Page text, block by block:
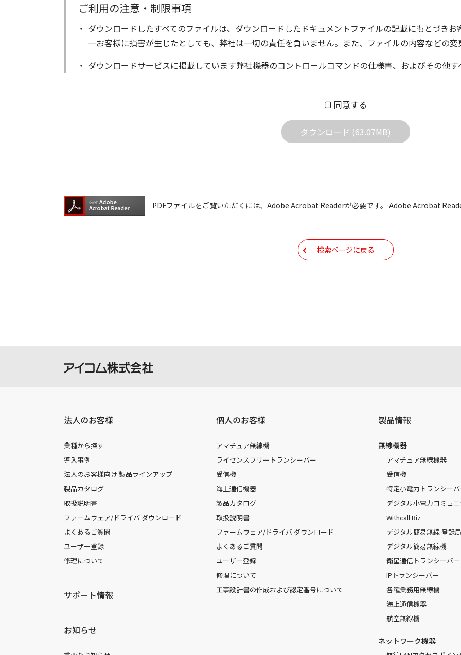
ご利用の注意・制限事項
ダウンロードしたすべてのファイルは、ダウンロードしたドキュメントファイルの記載にもとづき
一お客様に損害が生じたとしても、弊社は一切の責任を負いません。また、ファイルの内容などの変
ダウンロードサービスに掲載しています弊社機器のコントロールコマンドの仕様書、およびその他
ファイルの内容は、製品の仕様変更などで予告なく改良及び変更される場合があります。
ウェアデータの書換は、保証期間中でも有償修理となります。あらかじめご了承ください
本サービスは、予告なく中止または内容を変更する場合がございます。あらかじめご了承ください。
同意する
ダウンロード (63.07MB)
PDFファイルをご覧いただくには、Adobe Acrobat Readerが必要です。 Adobe Acrobat
検索ページに戻る
法人のお客様
業種から探す
導入事例
法人のお客様向け 製品ラインアップ
製品カタログ
取扱説明書
ファームウェア/ドライバ ダウンロード
よくあるご質問
ユーザー登録
修理について
サポート情報
お知らせ
個人のお客様
アマチュア無線機
ライセンスフリートランシーバー
受信機
海上通信機器
製品カタログ
取扱説明書
ファームウェア/ドライバ ダウンロード
よくあるご質問
ユーザー登録
修理について
工事設計書の作成および認定番号について
製品情報
無線機器
アマチュア無線機器
受信機
特定小電力トランシー
デジタル小電力コミュ
Withcall Biz
デジタル簡易無線 登録
デジタル簡易無線機
衛星通信トランシーバー
IPトランシーバー
各種業務用無線機
海上通信機器
航空無線機
ネットワーク機器